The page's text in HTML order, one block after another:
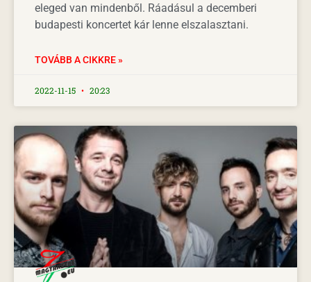
eleged van mindenből. Ráadásul a decemberi
budapesti koncertet kár lenne elszalasztani.
TOVÁBB A CIKKRE »
2022-11-15 20:23